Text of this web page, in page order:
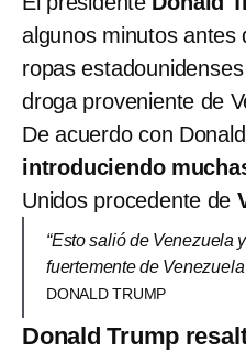
algunos minutos antes
ropas
droga proveniente de
De acuerdo con
introduciendo
Unidos procedente de
“Esto salió de Venezuela
fuertemente de
DONALD TRUMP
Donald Trump